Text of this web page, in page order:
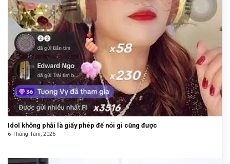
Idol không phải là giấy phép để nói gì cũng được
6 Tháng Tám, 2026